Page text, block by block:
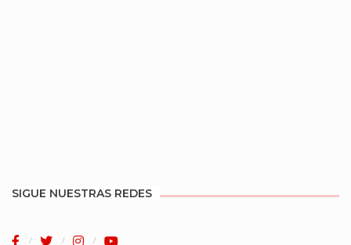
SIGUE NUESTRAS REDES